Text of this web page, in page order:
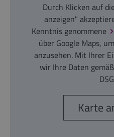
Durch Klicken auf
anzeigen"
Kenntnis genommene
über Google Maps,
anzusehen. Mit Ihrer
wir Ihre Daten
Karte